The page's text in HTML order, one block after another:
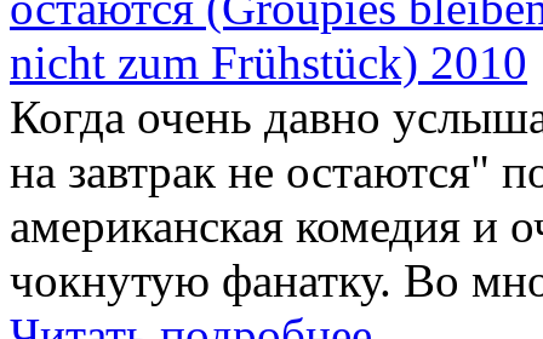
Когда очень давно
на завтрак не остаются"
американская комедия и
чокнутую фанатку. Во